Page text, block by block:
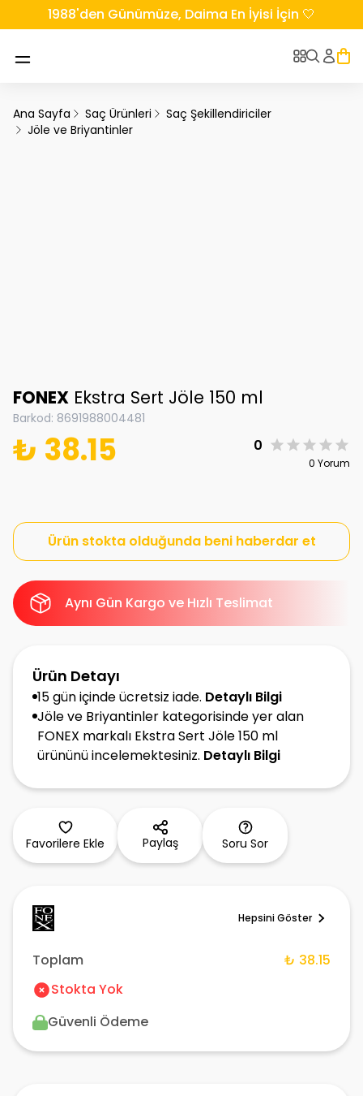
1988'den Günümüze, Daima En İyisi İçin 🤍
Ana Sayfa Saç Ürünleri
Saç Şekillendiriciler
Jöle ve Briyantinler
FONEX Ekstra Sert Jöle 150 ml
Barkod: 8691988004481
₺ 38.15 0
0 Yorum
Ürün stokta olduğunda beni haberdar et
Aynı Gün Kargo ve Hızlı Teslimat
Ürün Detayı
15 gün içinde ücretsiz iade. Detaylı Bilgi
Jöle ve Briyantinler kategorisinde yer alan
FONEX markalı Ekstra Sert Jöle 150 ml
ürününü incelemektesiniz. Detaylı Bilgi
Favorilere Ekle Paylaş Soru Sor
Hepsini Göster
Toplam
₺ 38.15
Stokta Yok
Güvenli Ödeme